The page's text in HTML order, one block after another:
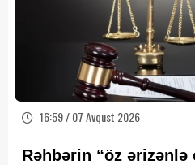
16:59 / 07 Avqust 2026
Rəhbərin “öz ərizənlə